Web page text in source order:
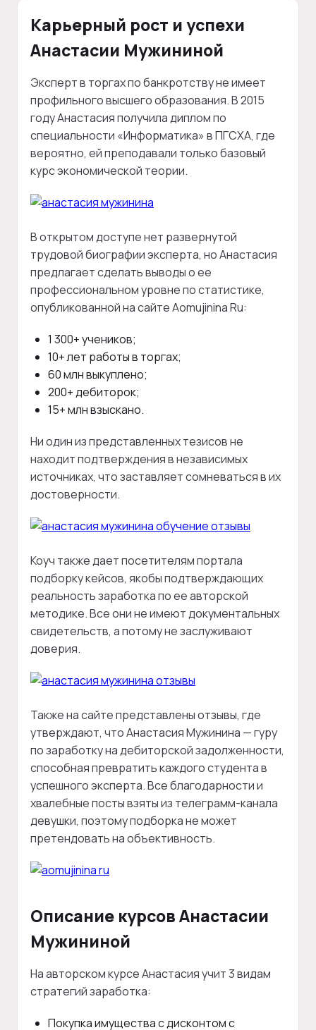
Карьерный рост и успехи
Анастасии Мужининой
Эксперт в торгах по банкротству не имеет
профильного высшего образования. В 2015
году Анастасия получила диплом по
специальности «Информатика» в ПГСХА, где
вероятно, ей преподавали только базовый
курс экономической теории.
В открытом доступе нет развернутой
трудовой биографии эксперта, но Анастасия
предлагает сделать выводы о ее
профессиональном уровне по статистике,
опубликованной на сайте Aomujinina Ru:
1 300+ учеников;
10+ лет работы в торгах;
60 млн выкуплено;
200+ дебиторок;
15+ млн взыскано.
Ни один из представленных тезисов не
находит подтверждения в независимых
источниках, что заставляет сомневаться в их
достоверности.
Коуч также дает посетителям портала
подборку кейсов, якобы подтверждающих
реальность заработка по ее авторской
методике. Все они не имеют документальных
свидетельств, а потому не заслуживают
доверия.
Также на сайте представлены отзывы, где
утверждают, что Анастасия Мужинина — гуру
по заработку на дебиторской задолженности,
способная превратить каждого студента в
успешного эксперта. Все благодарности и
хвалебные посты взяты из телеграмм-канала
девушки, поэтому подборка не может
претендовать на объективность.
Описание курсов Анастасии
Мужининой
На авторском курсе Анастасия учит 3 видам
стратегий заработка:
Покупка имущества с дисконтом с